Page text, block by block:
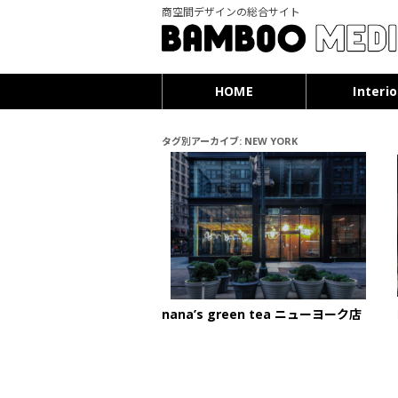
商空間デザインの総合サイト
HOME
タグ別アーカイブ: NEW YORK
nana’s green tea ニューヨーク店